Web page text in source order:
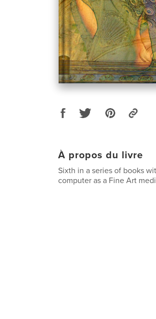
À propos du livre
Sixth in a series of books
computer as a Fine Art